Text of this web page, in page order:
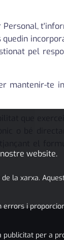
Personal,
pel
mantenir-te
o bé
website.
la xarxa.
errors i
publicitat per a